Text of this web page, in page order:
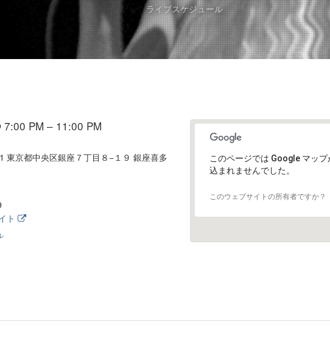
ライブスケジュール
このページでは Google マップ
込まれませんでした。
このウェブサイトの所有者ですか？
PM – 11:00 PM
東京都中央区銀座７丁目８−１９ 銀座喜多
ト